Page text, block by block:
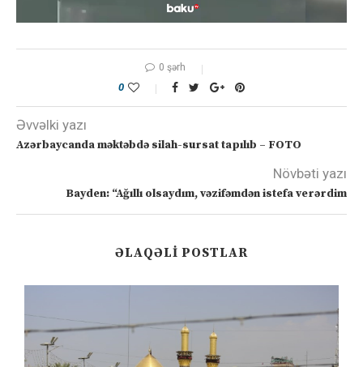
0 şərh
0
Əvvəlki yazı
Azərbaycanda məktəbdə silah-sursat tapılıb – FOTO
Növbəti yazı
Bayden: “Ağıllı olsaydım, vəzifəmdən istefa verərdim
ƏLAQƏLI POSTLAR